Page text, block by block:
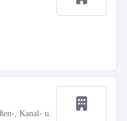
, Kanal- u.